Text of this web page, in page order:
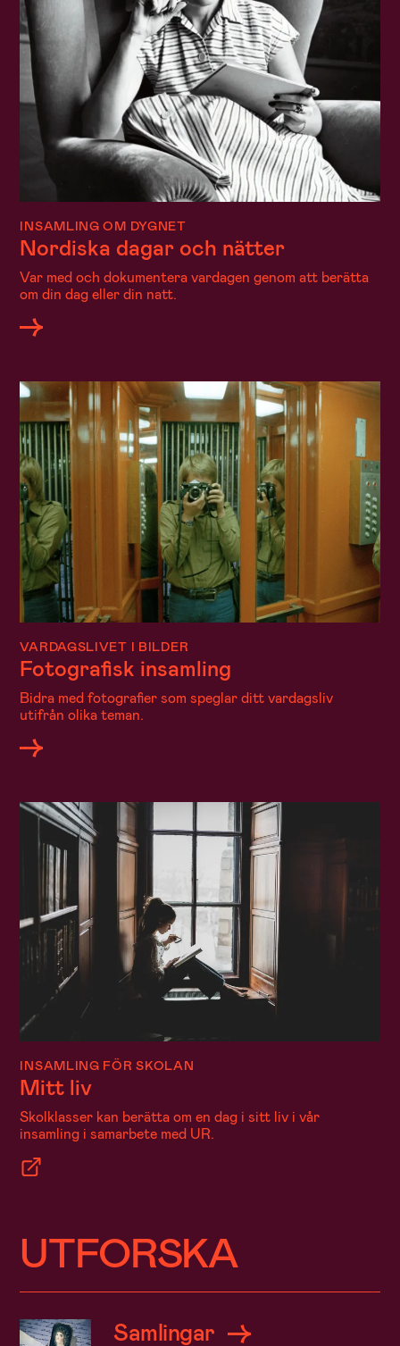
INSAMLING OM DYGNET
Nordiska dagar och nätter
Var med och dokumentera vardagen genom att berätta
om din dag eller din natt.
VARDAGSLIVET I BILDER
Fotografisk insamling
Bidra med fotografier som speglar ditt vardagsliv
utifrån olika teman.
INSAMLING FÖR SKOLAN
Mitt liv
Skolklasser kan berätta om en dag i sitt liv i vår
insamling i samarbete med UR.
UTFORSKA
Samlingar